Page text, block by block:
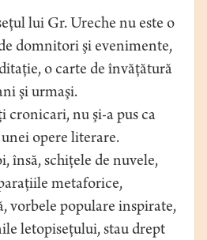
lui Gr. Ureche nu este o
domnitori şi evenimente,
o carte de învăţătură
şi urmaşi.
cronicari, nu şi-a pus ca
opere literare.
însă, schiţele de nuvele,
metaforice,
vorbele populare inspirate,
letopiseţului, stau drept